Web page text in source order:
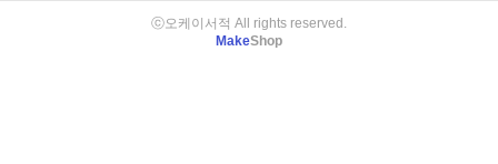
ⓒ오케이서적 All rights reserved.
MakeShop